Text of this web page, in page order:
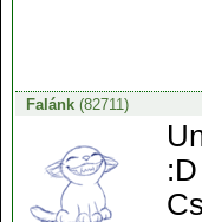
Falánk(82711)
:D